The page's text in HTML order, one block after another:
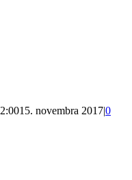
15. novembra 2017|0